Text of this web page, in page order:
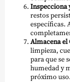
Inspecciona
restos
específicas.
Almacena
limpieza,
para que se
humedad y
próximo uso.